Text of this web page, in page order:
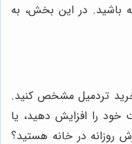
باشید. در این بخش، به
تردمیل مشخص کنید.
خود را افزایش دهید، یا
روزانه در خانه هستید؟